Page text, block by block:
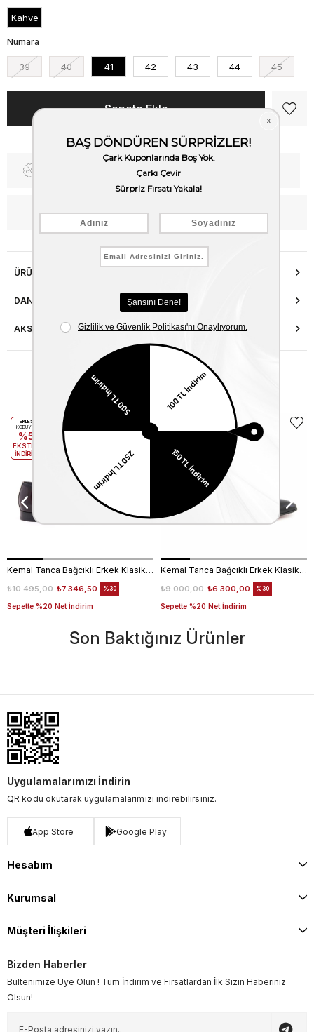
Kahve
Numara
39 40 41 42 43 44 45
Fiyat Düşünce Haber Ver
WhatsApp’tan Bilgi Al
ÜRÜN ÖZELLIKLERI
DANIŞMA HATTI
AKSESUAR ONARIMI
Benzer Ürünler
Kemal Tanca Bağcıklı Erkek Klasik Ayakkabı 700
₺7.346,50
₺10.495,00
Sepette %20 Net İndirim
%30
EKLE5
KODUYLA
%5
EKSTRA
İNDİRİM
Kemal Tanca Bağcıklı Erkek Klasik Ayakkabı 700
₺6.300,00
₺9.000,00
Sepette %20 Net İndirim
%30
İNDİRİM
Son Baktığınız Ürünler
Uygulamalarımızı İndirin
QR kodu okutarak uygulamalarımızı indirebilirsiniz.
App Store Google Play
Hesabım
Kurumsal
Müşteri İlişkileri
Bizden Haberler
Bültenimize Üye Olun ! Tüm İndirim ve Fırsatlardan İlk Sizin Haberiniz
Olsun!